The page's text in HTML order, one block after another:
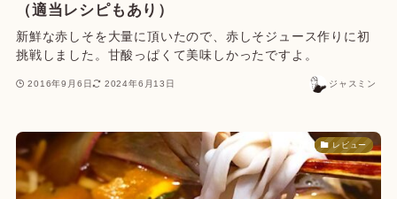
（適当レシピもあり）
新鮮な赤しそを大量に頂いたので、赤しそジュース作りに初
挑戦しました。甘酸っぱくて美味しかったですよ。
2016年9月6日 2024年6月13日 ジャスミン
レビュー